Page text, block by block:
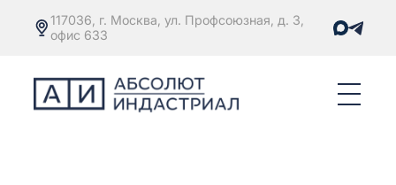
117036, г. Москва, ул. Профсоюзная, д. 3,
офис 633